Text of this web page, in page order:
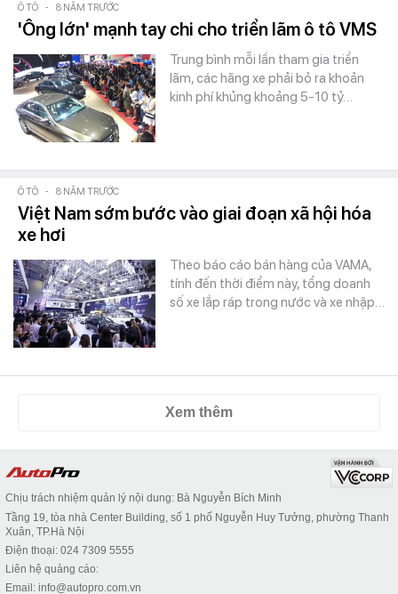
Ô TÔ - 8 NĂM TRƯỚC
'Ông lớn' mạnh tay chi cho triển lãm ô tô VMS
Trung bình mỗi lần tham gia triển
lãm, các hãng xe phải bỏ ra khoản
kinh phí khủng khoảng 5-10 tỷ…
Ô TÔ - 8 NĂM TRƯỚC
Việt Nam sớm bước vào giai đoạn xã hội hóa
xe hơi
Theo báo cáo bán hàng của VAMA,
tính đến thời điểm này, tổng doanh
số xe lắp ráp trong nước và xe nhập…
Xem thêm
Chịu trách nhiệm quản lý nội dung: Bà Nguyễn Bích Minh
Tầng 19, tòa nhà Center Building, số 1 phố Nguyễn Huy Tưởng, phường Thanh
Xuân, TP.Hà Nội
Điện thoại: 024 7309 5555
Liên hệ quảng cáo:
Email: info@autopro.com.vn